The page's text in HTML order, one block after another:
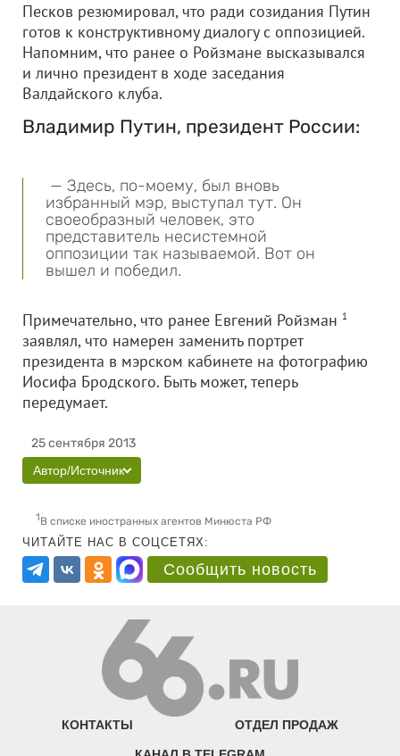
Песков резюмировал, что ради созидания Путин
готов к конструктивному диалогу с оппозицией.
Напомним, что ранее о Ройзмане высказывался
и лично президент в ходе заседания
Валдайского клуба.
Владимир Путин, президент России:
— Здесь, по-моему, был вновь
избранный мэр, выступал тут. Он
своеобразный человек, это
представитель несистемной
оппозиции так называемой. Вот он
вышел и победил.
Примечательно, что ранее Евгений Ройзман 1
заявлял, что намерен заменить портрет
президента в мэрском кабинете на фотографию
Иосифа Бродского. Быть может, теперь
передумает.
25 сентября 2013
Автор/Источник
1В списке иностранных агентов Минюста РФ
ЧИТАЙТЕ НАС В СОЦСЕТЯХ:
Сообщить новость
КОНТАКТЫ ОТДЕЛ ПРОДАЖ